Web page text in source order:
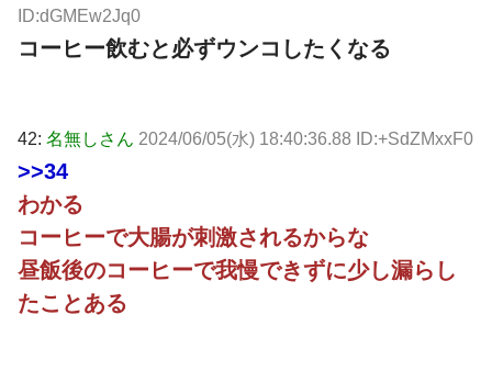
ID:dGMEw2Jq0
コーヒー飲むと必ずウンコしたくなる
42: 名無しさん 2024/06/05(水) 18:40:36.88 ID:+SdZMxxF0
>>34
わかる
コーヒーで大腸が刺激されるからな
昼飯後のコーヒーで我慢できずに少し漏らし
たことある